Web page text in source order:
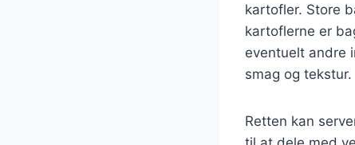
kartofler. Store
kartoflerne er
eventuelt andre
smag og tekstur.
Retten kan